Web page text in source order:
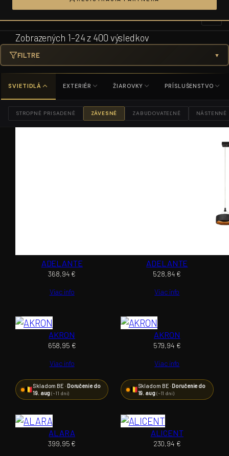
Prejsť
na
obsah
Zobrazených 1–24 z 400 výsledkov
FILTRE ▼
SVIETIDLÁ EXTERIÉR ŽIAROVKY PRÍSLUŠENSTVO
STROPNÉ PRISADENÉ ZÁVESNÉ ZABUDOVATEĽNÉ NÁSTENNÉ
ADELANTE
368,94 €
Viac info
ADELANTE
528,84 €
Viac info
AKRON
658,95 €
Viac info
Skladom BE · Doručenie do
19. aug(~11 dní)
AKRON
579,94 €
Viac info
Skladom BE · Doručenie do
19. aug(~11 dní)
ALARA
399,95 €
ALICENT
230,94 €